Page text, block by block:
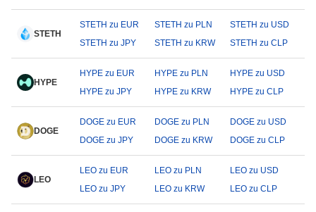
STETH
STETH zu EUR STETH zu PLN
STETH zu USD
STETH zu JPY
STETH zu KRW STETH zu CLP
HYPE
HYPE zu EUR HYPE zu PLN
HYPE zu USD
HYPE zu JPY
HYPE zu KRW HYPE zu CLP
DOGE
DOGE zu EUR DOGE zu PLN
DOGE zu USD
DOGE zu JPY
DOGE zu KRW DOGE zu CLP
LEO
LEO zu EUR LEO zu PLN
LEO zu USD
LEO zu JPY
LEO zu KRW LEO zu CLP